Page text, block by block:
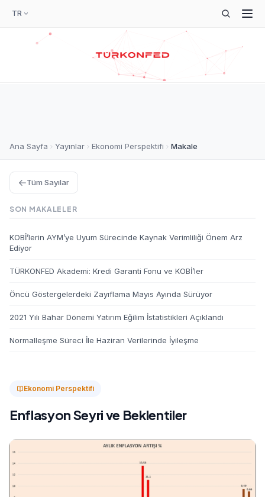
TR
Ana Sayfa Yayınlar Ekonomi Perspektifi Makale
Ekonomi Perspektifi
Enflasyon Seyri ve Beklentiler
Tüm Sayılar
SON MAKALELER
KOBİ’lerin AYM’ye Uyum Sürecinde Kaynak Verimliliği Önem Arz
Ediyor
TÜRKONFED Akademi: Kredi Garanti Fonu ve KOBİ’ler
Öncü Göstergelerdeki Zayıflama Mayıs Ayında Sürüyor
2021 Yılı Bahar Dönemi Yatırım Eğilim İstatistikleri Açıklandı
Normalleşme Süreci İle Haziran Verilerinde İyileşme